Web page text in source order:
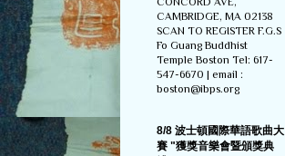
CAMBRIDGE, MA 02138
SCAN TO REGISTER F.G.S
Fo Guang Buddhist
Temple Boston Tel: 617-
547-6670 | email :
boston@ibps.org
8/8 波士頓國際華語歌曲大
賽 "獲獎音樂會暨頒獎典